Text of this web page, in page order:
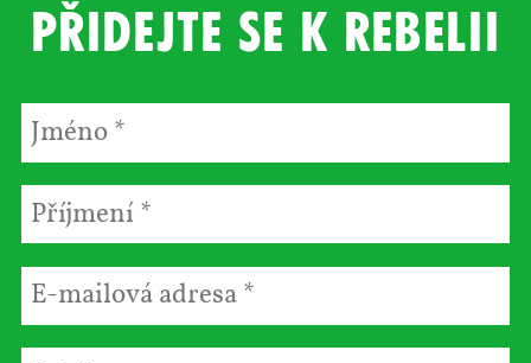
Přidejte se k rebelii